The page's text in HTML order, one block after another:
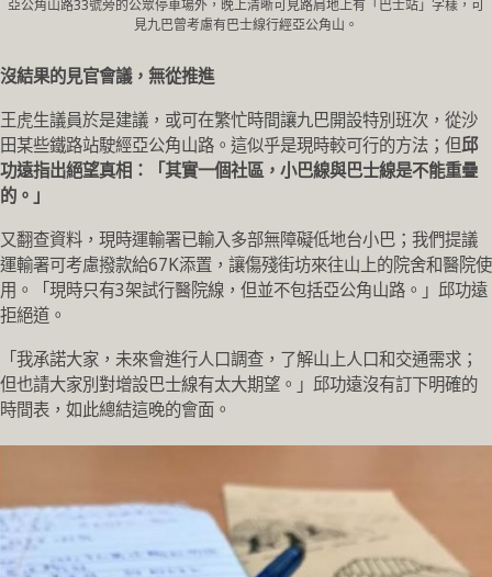
亞公角山路33號旁的公眾停車場外，晚上清晰可見路肩地上有「巴士站」字樣，可
見九巴曾考慮有巴士線行經亞公角山。
沒結果的見官會議，無從推進
王虎生議員於是建議，或可在繁忙時間讓九巴開設特別班次，從沙
田某些鐵路站駛經亞公角山路。 這似乎是現時較可行的方法；但邱
功遠指出絕望真相：「其實一個社區，小巴線與巴士線是不能重疊
的。」
又翻查資料，現時運輸署已輸入多部無障礙低地台小巴；我們提議
運輸署可考慮撥款給67K添置，讓傷殘街坊來往山上的院舍和醫院使
用。「現時只有3架試行醫院線，但並不包括亞公角山路。」邱功遠
拒絕道。
「我承諾大家，未來會進行人口調查，了解山上人口和交通需求；
但也請大家別對增設巴士線有太大期望。」邱功遠沒有訂下明確的
時間表，如此總結這晚的會面。